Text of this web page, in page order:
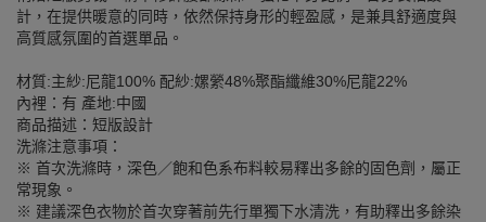
計，在提供暖意的同時，依然保持身形的輕盈感，是兼具舒適度與
高質感氛圍的首選單品。
材質:主紗:尼龍100% 配紗:嫘縈48%聚酯纖維30%尼龍22%
內裡：有 產地:中國
商品描述：短版設計
洗滌注意事項：
※ 首次洗滌時，深色／飽和色系布料較易釋出多餘的固色劑，屬正
常現象。
※ 建議深色衣物於首次穿著前先行單獨下水清洗，有助釋出多餘染